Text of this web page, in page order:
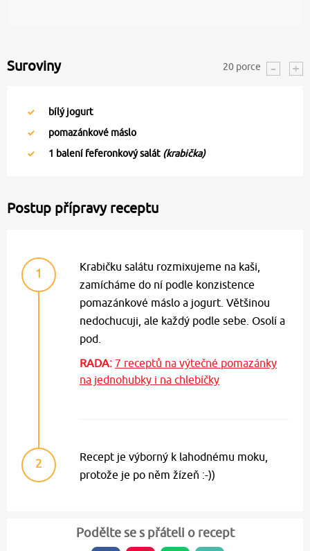
Suroviny 20 porce
bílý jogurt
pomazánkové máslo
1 balení feferonkový salát (krabička)
Postup přípravy receptu
1
Krabičku salátu rozmixujeme na kaši,
zamícháme do ní podle konzistence
pomazánkové máslo a jogurt. Většinou
nedochucuji, ale každý podle sebe. Osolí a
pod.
RADA: 7 receptů na výtečné pomazánky
na jednohubky i na chlebíčky
2
Recept je výborný k lahodnému moku,
protože je po něm žízeň :-))
Podělte se s přáteli o recept